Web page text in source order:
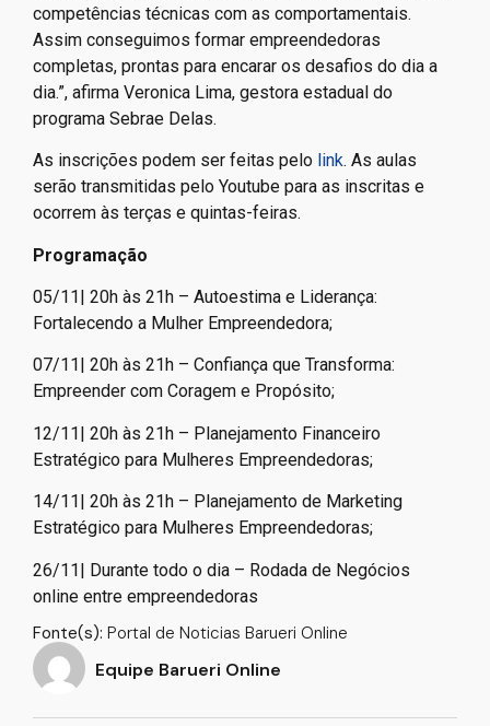
competências técnicas com as comportamentais.
Assim conseguimos formar empreendedoras
completas, prontas para encarar os desafios do dia a
dia.”, afirma Veronica Lima, gestora estadual do
programa Sebrae Delas.
As inscrições podem ser feitas pelo link. As aulas
serão transmitidas pelo Youtube para as inscritas e
ocorrem às terças e quintas-feiras.
Programação
05/11| 20h às 21h – Autoestima e Liderança:
Fortalecendo a Mulher Empreendedora;
07/11| 20h às 21h – Confiança que Transforma:
Empreender com Coragem e Propósito;
12/11| 20h às 21h – Planejamento Financeiro
Estratégico para Mulheres Empreendedoras;
14/11| 20h às 21h – Planejamento de Marketing
Estratégico para Mulheres Empreendedoras;
26/11| Durante todo o dia – Rodada de Negócios
online entre empreendedoras
Fonte(s): Portal de Noticias Barueri Online
Equipe Barueri Online